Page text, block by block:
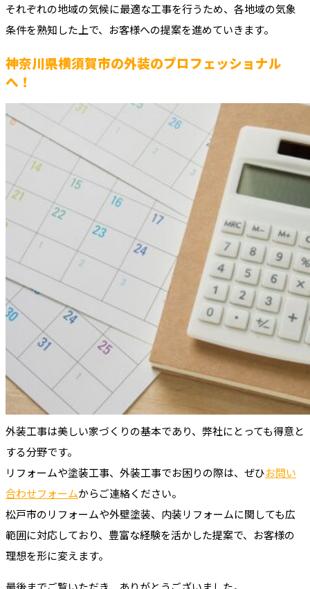
それぞれの地域の気候に最適な工事を行うため、各地域の気象
条件を熟知した上で、お客様への提案を進めていきます。
神奈川県横須賀市の外装のプロフェッショナル
へ！
外装工事は美しい家づくりの基本であり、弊社にとっても得意と
する分野です。
リフォームや塗装工事、外装工事でお困りの際は、ぜひお問い
合わせフォームからご連絡ください。
松戸市のリフォームや外壁塗装、内装リフォームに関しても広
範囲に対応しており、豊富な経験を活かした提案で、お客様の
理想を形に変えます。